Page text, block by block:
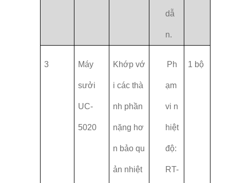
dẫ
n.
3 Máy
sưởi
UC-
5020
Khớp vớ
i các thà
nh phần
nặng hơ
n bảo qu
ản nhiệt
Ph
ạm
vi n
hiệt
độ:
RT-
1 bộ